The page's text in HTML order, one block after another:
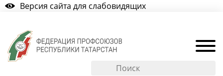
Версия сайта для слабовидящих